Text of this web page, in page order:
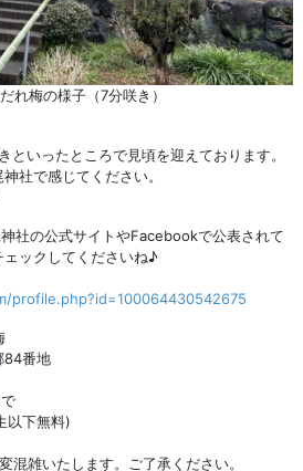
梅の様子（7分咲き）
といったところで見頃を迎えております。
社で感じてください。
社の公式サイトやFacebookで公表されて
ックしてくださいね♪
profile.php?id=100064430542675
84番地
以下無料)
混雑いたします。ご了承ください。